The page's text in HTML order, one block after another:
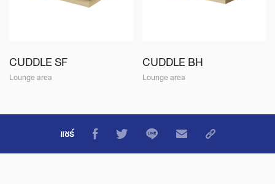
CUDDLE SF
Lounge area
CUDDLE BH
Lounge area
แชร์